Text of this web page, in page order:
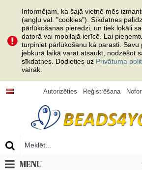
Informējam, ka šajā vietnē mēs
(angļu val. "cookies"). Sīkdatnes
pārlūkošanas pieredzi, un tiek lokāli
datorā vai mobilajā ierīcē. Lai
turpiniet pārlūkošanu kā parasti. Savu
jebkurā laikā varat atsaukt, nodzēšot
sīkdatnes. Dodieties uz Privātuma
vairāk.
Autorizēties Reģistrēšana
MENU